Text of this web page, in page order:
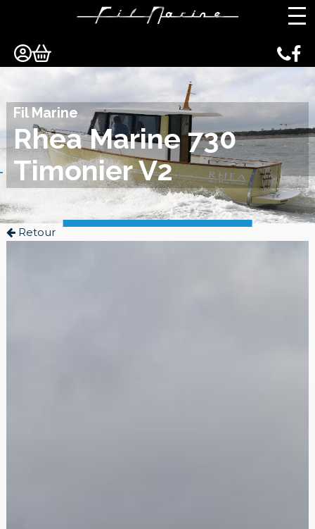
Fil Marine
Rhea Marine 730
Timonier V2
Retour
Panneau de gestion des cookies